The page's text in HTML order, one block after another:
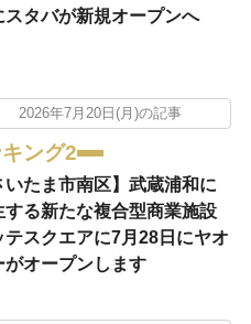
スタバが新規オープンへ
2026年7月20日(月)の記事
ング2
いたま市南区】武蔵浦和に
する新たな複合型商業施設
テスクエアに7月28日にヤオ
がオープンします